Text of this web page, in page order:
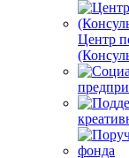
Центр